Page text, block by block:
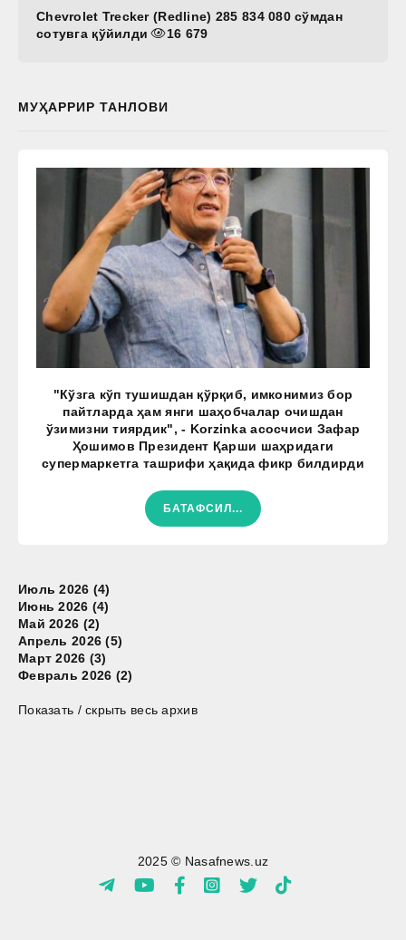
Chevrolet Trecker (Redline) 285 834 080 сўмдан
сотувга қўйилди
16 679
МУҲАРРИР ТАНЛОВИ
"Кўзга кўп тушишдан қўрқиб, имконимиз бор
пайтларда ҳам янги шаҳобчалар очишдан
ўзимизни тиярдик", - Korzinka асосчиси Зафар
Ҳошимов Президент Қарши шаҳридаги
супермаркетга ташрифи ҳақида фикр билдирди
БАТАФСИЛ...
Июль 2026 (4)
Июнь 2026 (4)
Май 2026 (2)
Апрель 2026 (5)
Март 2026 (3)
Февраль 2026 (2)
Показать / скрыть весь архив
2025 © Nasafnews.uz